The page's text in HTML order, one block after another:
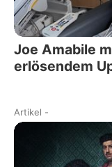
Joe Amabile
erlösendem
Artikel -